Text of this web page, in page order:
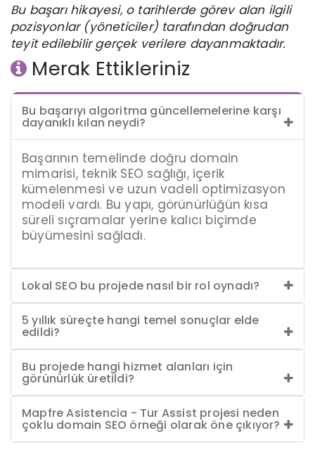
Bu başarı hikayesi, o tarihlerde görev alan ilgili
pozisyonlar (yöneticiler) tarafından doğrudan
teyit edilebilir gerçek verilere dayanmaktadır.​​​​​​​
Merak Ettikleriniz
Bu başarıyı algoritma güncellemelerine karşı
dayanıklı kılan neydi?
Başarının temelinde doğru domain
mimarisi, teknik SEO sağlığı, içerik
kümelenmesi ve uzun vadeli optimizasyon
modeli vardı. Bu yapı, görünürlüğün kısa
süreli sıçramalar yerine kalıcı biçimde
büyümesini sağladı.
Lokal SEO bu projede nasıl bir rol oynadı?
5 yıllık süreçte hangi temel sonuçlar elde
edildi?
Bu projede hangi hizmet alanları için
görünürlük üretildi?
Mapfre Asistencia - Tur Assist projesi neden
çoklu domain SEO örneği olarak öne çıkıyor?